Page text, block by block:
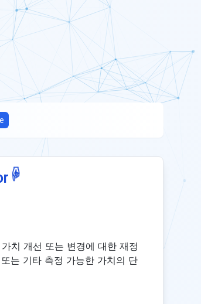
☟
치 개선 또는 변경에 대한 재정
는 기타 측정 가능한 가치의 단